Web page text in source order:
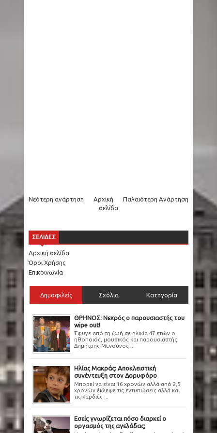
Νεότερη ανάρτηση Παλαιότερη Ανάρτηση
Αρχική
σελίδα
ΣΕΛΙΔΕΣ
Αρχική σελίδα
Όροι Χρήσης
Επικοινωνία
Δημοφιλείς Σχόλια Κατηγορία
ΘΡΗΝΟΣ: Νεκρός ο παρουσιαστής του
wipe out!
Έφυγε από τη ζωή σε ηλικία 47 ετών ο
ηθοποιός, μουσικός και παρουσιαστής
Δημήτρης Μενούνος ...
Ηλίας Μακράς: Αποκλειστική
συνέντευξη στον Δορυφόρο
Μπορεί να είναι 16 χρονών αλλά από 2,5
χρονών έκλεψε τις εντυπώσεις αλλά και
τις καρδιές ...
Εσείς γνωρίζεται πόσο διαρκεί ο
οργασμός της αγελάδας;